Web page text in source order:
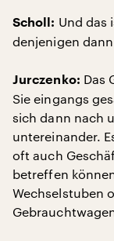
Scholl: Und das
denjenigen
Jurczenko: Das
Sie eingangs
sich dann nach
untereinander.
oft auch
betreffen
Wechselstuben